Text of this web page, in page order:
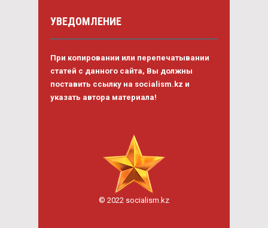
УВЕДОМЛЕНИЕ
При копировании или перепечатывании
статей с данного сайта, Вы должны
поставить ссылку на socialism.kz и
указать автора материала!
© 2022 socialism.kz